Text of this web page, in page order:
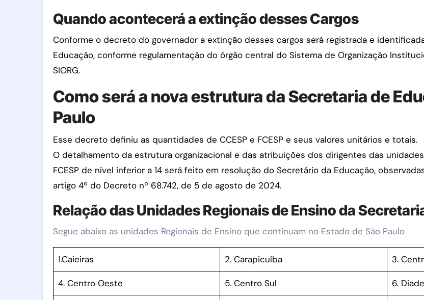
Quando acontecerá a extinção desses Cargos
Conforme o decreto do governador a extinção desses cargos será registrada e
Educação, conforme regulamentação do órgão central do Sistema de Organização
SIORG.
Como será a nova estrutura da Secretaria de
Paulo
Esse decreto definiu as quantidades de CCESP e FCESP e seus valores unitários e totais.
O detalhamento da estrutura organizacional e das atribuições dos dirigentes das
FCESP de nível inferior a 14 será feito em resolução do Secretário da Educação,
artigo 4º do Decreto nº 68.742, de 5 de agosto de 2024.
Relação das Unidades Regionais de Ensino da
Segue abaixo as unidades Regionais de Ensino que continuam no Estado de São Paulo
1.Caieiras 2. Carapicuíba 3.
4. Centro Oeste 5. Centro Sul 6.